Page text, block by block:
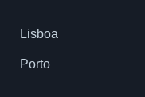
Lisboa
Porto